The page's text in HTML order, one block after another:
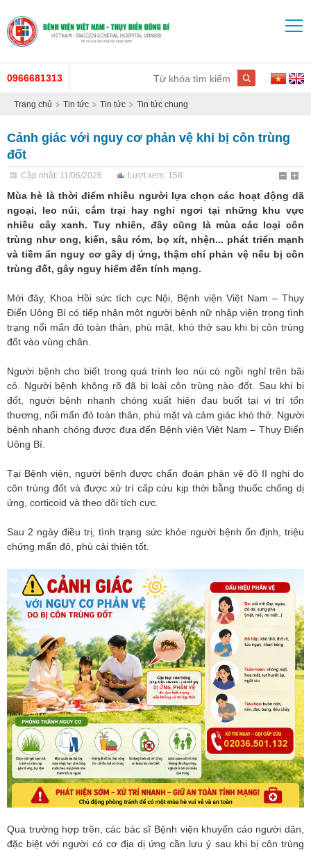
0966681313
Trang chủ Tin tức Tin tức Tin tức chung
Cảnh giác với nguy cơ phản vệ khi bị côn trùng
đốt
Cập nhật: 11/06/2026 Lượt xem: 158
Mùa hè là thời điểm nhiều người lựa chọn các hoạt động dã
ngoại, leo núi, cắm trại hay nghỉ ngơi tại những khu vực
nhiều cây xanh. Tuy nhiên, đây cũng là mùa các loại côn
trùng như ong, kiến, sâu róm, bọ xít, nhện... phát triển mạnh
và tiềm ẩn nguy cơ gây dị ứng, thậm chí phản vệ nếu bị côn
trùng đốt, gây nguy hiểm đến tính mạng.
Mới đây, Khoa Hồi sức tích cực Nội, Bệnh viện Việt Nam – Thụy
Điển Uông Bí có tiếp nhận một người bệnh nữ nhập viện trong tình
trạng nổi mẩn đỏ toàn thân, phù mặt, khó thở sau khi bị côn trùng
đốt vào vùng chân.
Người bệnh cho biết trong quá trình leo núi có ngồi nghỉ trên bãi
cỏ. Người bệnh không rõ đã bị loài côn trùng nào đốt. Sau khi bị
đốt, người bệnh nhanh chóng xuất hiện đau buốt tại vị trí tổn
thương, nổi mẩn đỏ toàn thân, phù mặt và cảm giác khó thở. Người
bệnh nhanh chóng được đưa đến Bệnh viện Việt Nam – Thụy Điển
Uông Bí.
Tại Bệnh viện, người bệnh được chẩn đoán phản vệ độ II nghi do
côn trùng đốt và được xử trí cấp cứu kịp thời bằng thuốc chống dị
ứng, corticoid và theo dõi tích cực.
Sau 2 ngày điều trị, tình trạng sức khỏe người bệnh ổn định, triệu
chứng mẩn đỏ, phù cải thiện tốt.
Qua trường hợp trên, các bác sĩ Bệnh viện khuyến cáo người dân,
đặc biệt với người có cơ địa dị ứng cần lưu ý sau khi bị côn trùng